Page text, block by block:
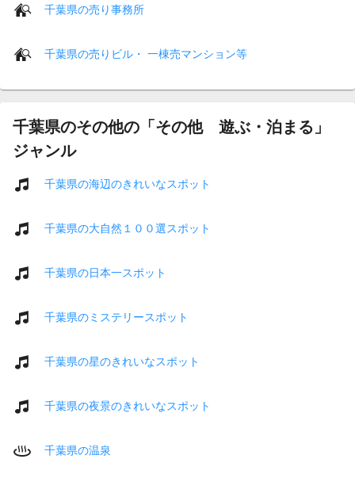
千葉県の売り事務所
千葉県の売りビル・ 一棟売マンション等
千葉県のその他の「その他 遊ぶ・泊まる」
ジャンル
千葉県の海辺のきれいなスポット
千葉県の大自然１００選スポット
千葉県の日本一スポット
千葉県のミステリースポット
千葉県の星のきれいなスポット
千葉県の夜景のきれいなスポット
千葉県の温泉